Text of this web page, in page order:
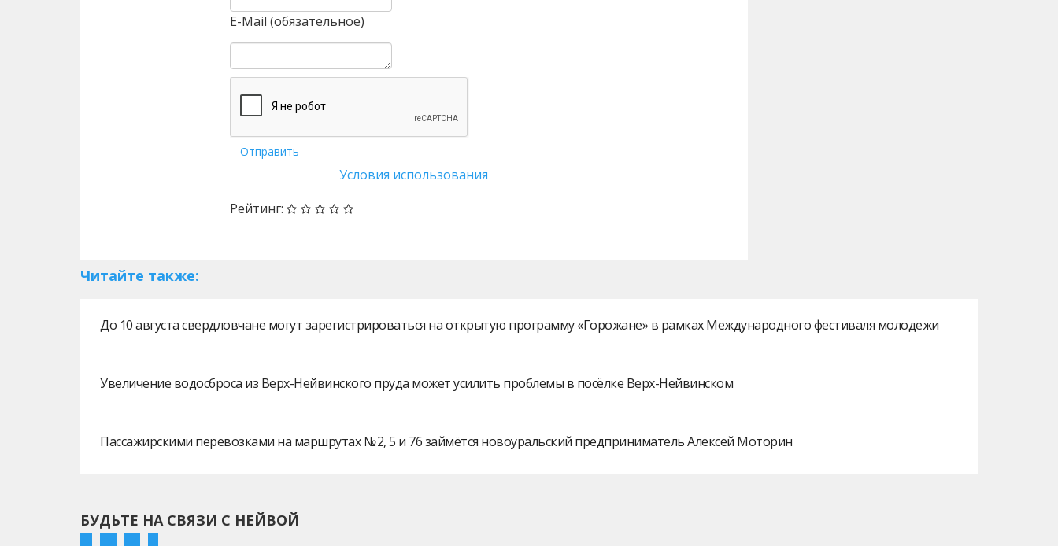
E-Mail (обязательное)
Отправить
Условия использования
Рейтинг:
Читайте также:
До 10 августа свердловчане могут зарегистрироваться на открытую программу «Горожане» в рамках Международного фестиваля молодежи
Увеличение водосброса из Верх-Нейвинского пруда может усилить проблемы в посёлке Верх-Нейвинском
Пассажирскими перевозками на маршрутах № 2, 5 и 76 займётся новоуральский предприниматель Алексей Моторин
БУДЬТЕ НА СВЯЗИ С НЕЙВОЙ